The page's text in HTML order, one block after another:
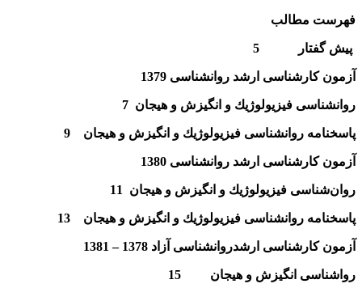
فهرست مطالب
پیش گفتار 5
آزمون كارشناسى ارشد روان‏شناسى 1379
روان‏شناسى فيزيولوژيك و انگيزش و هيجان 7
پاسخ‏نامه روان‏شناسى فيزيولوژيك و انگيزش و هيجان 9
آزمون كارشناسى ارشد روان‏شناسى 1380
روانشناسى فيزيولوژيك و انگيزش و هيجان 11
پاسخ‏نامه روان‏شناسى فيزيولوژيك و انگيزش و هيجان 13
آزمون كارشناسى ارشدروان‏شناسى آزاد 1378 – 1381
رواشناسى انگيزش و هيجان 15